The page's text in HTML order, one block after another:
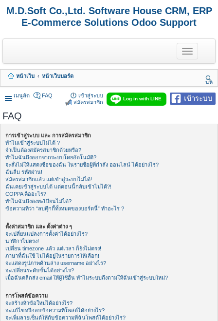
M.D.Soft Co.,Ltd. Software House CRM, ERP
E-Commerce Solutions Odoo Support
T
o
g
e
n
a
g
หน้าเว็บ
หน้าเว็บบอร์ด
นห
า
เมนูลัด
เข้าระบบ
Log in with LINE
FAQ
เข้าสู่ระบบ
สมัครสมาชิก
FAQ
การเข้าสู่ระบบ และ การสมัครสมาชิก
ทำไมเข้าสู่ระบบไม่ได้ ?
จำเป็นต้องสมัครสมาชิกด้วยหรือ?
ทำไมฉันถึงออกจากระบบโดยอัตโนมัติ?
จะสั่งไม่ให้แสดงชื่อของฉัน ในรายชื่อผู้ที่กำลัง ออนไลน์ ได้อย่างไร?
ฉันลืม รหัสผ่าน!
สมัครสมาชิกแล้ว แต่เข้าสู่ระบบไม่ได้!
ฉันเคยเข้าสู่ระบบได้ แต่ตอนนี้กลับเข้าไม่ได้?!
COPPA คืออะไร?
ทำไมฉันถึงลงทะเีบียนไม่ได้?
ข้อความที่ว่า “ลบคุีกกี้ทั้งหมดของบอร์ดนี้” ทำอะไร ?
ตั้งค่าสมาชิก และ ตั้งค่าต่าง ๆ
จะเปลี่ยนแปลงการตั้งค่าได้อย่างไร?
นาฬิกาไม่ตรง!
เปลี่ยน timezone แล้ว แต่เวลา ก็ยังไม่ตรง!
ภาษาที่ฉันใช้ ไม่ได้อยู่ในรายการให้เลือก!
จะแสดงรูปภาพด้านล่าง username อย่างไร?
จะเปลี่ยนระดับขั้นได้อย่างไร?
เมื่อฉันคลิกส่ง email ให้ผู้ใช้อื่น ทำไมระบบถึงถามให้ฉันเข้าสู่ระบบใหม่?
การโพสต์ข้อความ
จะสร้างหัวข้อใหม่ได้อย่างไร?
จะแก้ไขหรือลบข้อความที่โพสต์ได้อย่างไร?
จะเพิ่มลายเซ็นต์ให้กับข้อความที่ฉันโพสต์ได้อย่างไร?